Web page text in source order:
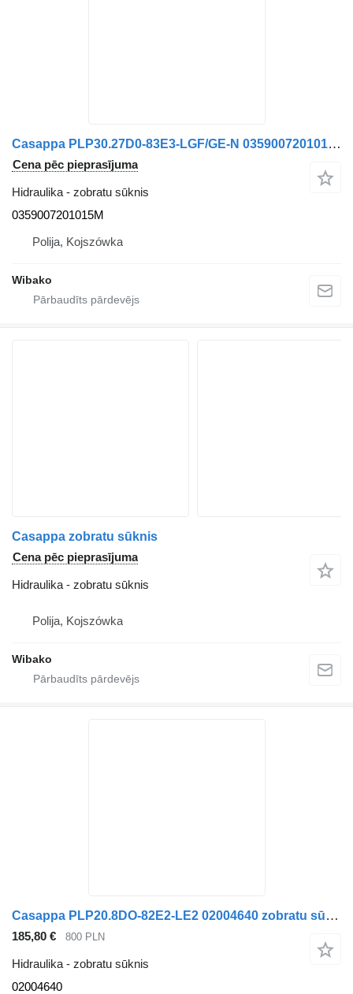
Casappa PLP30.27D0-83E3-LGF/GE-N 0359007201015M zobratu sūknis
Cena pēc pieprasījuma
Hidraulika - zobratu sūknis
0359007201015M
Polija, Kojszówka
Wibako
Casappa zobratu sūknis
Cena pēc pieprasījuma
Hidraulika - zobratu sūknis
Polija, Kojszówka
Wibako
Casappa PLP20.8DO-82E2-LE2 02004640 zobratu sūknis
185,80 € 800 PLN
Hidraulika - zobratu sūknis
02004640